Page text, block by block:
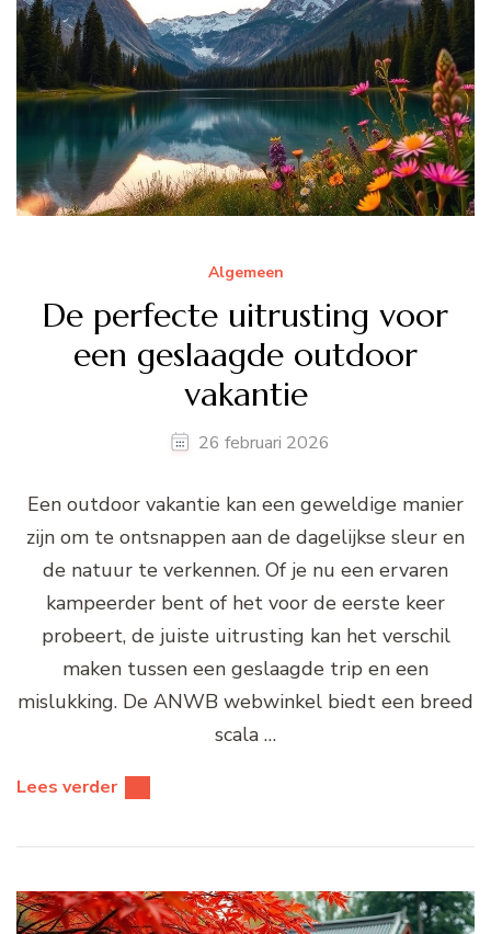
Algemeen
De perfecte uitrusting voor
een geslaagde outdoor
vakantie
26 februari 2026
Een outdoor vakantie kan een geweldige manier
zijn om te ontsnappen aan de dagelijkse sleur en
de natuur te verkennen. Of je nu een ervaren
kampeerder bent of het voor de eerste keer
probeert, de juiste uitrusting kan het verschil
maken tussen een geslaagde trip en een
mislukking. De ANWB webwinkel biedt een breed
scala …
Lees verder